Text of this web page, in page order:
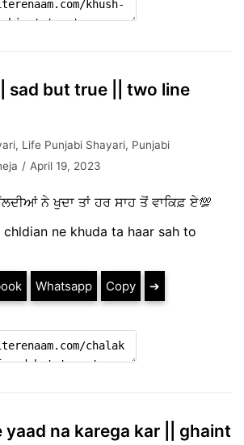
sad but true || two line
, Life Punjabi Shayari, Punjabi
April 19, 2023
ਨੇ ਖੁਦਾ ਤਾਂ ਹਰ ਸਾਹ ਤੋਂ ਵਾਕਿਫ਼ ਏ💯
ne khuda ta haar sah to
Whatsapp Copy ➔
yaad na karega kar || ghaint